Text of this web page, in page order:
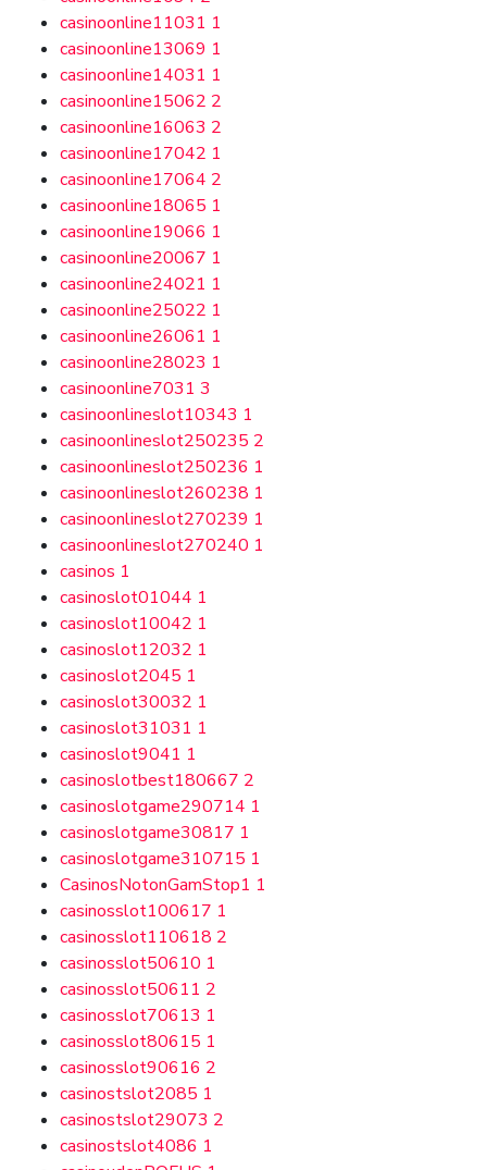
casinoonline11031 1
casinoonline13069 1
casinoonline14031 1
casinoonline15062 2
casinoonline16063 2
casinoonline17042 1
casinoonline17064 2
casinoonline18065 1
casinoonline19066 1
casinoonline20067 1
casinoonline24021 1
casinoonline25022 1
casinoonline26061 1
casinoonline28023 1
casinoonline7031 3
casinoonlineslot10343 1
casinoonlineslot250235 2
casinoonlineslot250236 1
casinoonlineslot260238 1
casinoonlineslot270239 1
casinoonlineslot270240 1
casinos 1
casinoslot01044 1
casinoslot10042 1
casinoslot12032 1
casinoslot2045 1
casinoslot30032 1
casinoslot31031 1
casinoslot9041 1
casinoslotbest180667 2
casinoslotgame290714 1
casinoslotgame30817 1
casinoslotgame310715 1
CasinosNotonGamStop1 1
casinosslot100617 1
casinosslot110618 2
casinosslot50610 1
casinosslot50611 2
casinosslot70613 1
casinosslot80615 1
casinosslot90616 2
casinostslot2085 1
casinostslot29073 2
casinostslot4086 1